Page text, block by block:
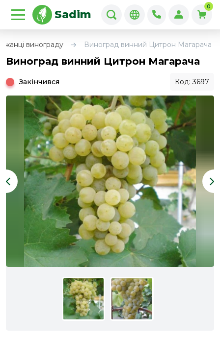
Sadim
0
винограду Виноград винний Цитрон Магарача
Виноград винний Цитрон Магарача
Закінчився Код: 3697